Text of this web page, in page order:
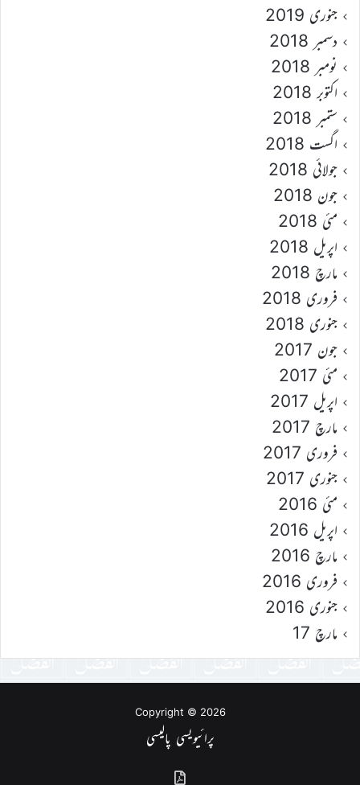
جنوری 2019
دسمبر 2018
نومبر 2018
اکتوبر 2018
ستمبر 2018
اگست 2018
جولائی 2018
جون 2018
مئی 2018
اپریل 2018
مارچ 2018
فروری 2018
جنوری 2018
جون 2017
مئی 2017
اپریل 2017
مارچ 2017
فروری 2017
جنوری 2017
مئی 2016
اپریل 2016
مارچ 2016
فروری 2016
جنوری 2016
مارچ 17
Copyright © 2026
پرائیویسی پالیسی